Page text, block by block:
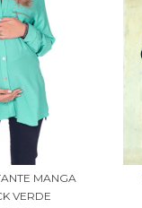
MANGA
VERDE